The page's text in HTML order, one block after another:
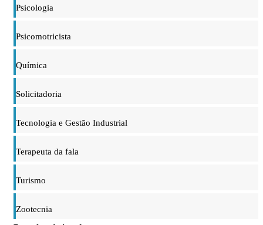
Psicologia
Psicomotricista
Química
Solicitadoria
Tecnologia e Gestão Industrial
Terapeuta da fala
Turismo
Zootecnia